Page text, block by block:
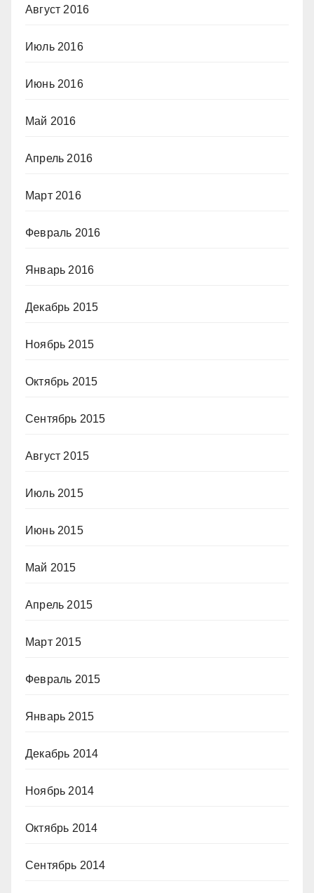
Август 2016
Июль 2016
Июнь 2016
Май 2016
Апрель 2016
Март 2016
Февраль 2016
Январь 2016
Декабрь 2015
Ноябрь 2015
Октябрь 2015
Сентябрь 2015
Август 2015
Июль 2015
Июнь 2015
Май 2015
Апрель 2015
Март 2015
Февраль 2015
Январь 2015
Декабрь 2014
Ноябрь 2014
Октябрь 2014
Сентябрь 2014